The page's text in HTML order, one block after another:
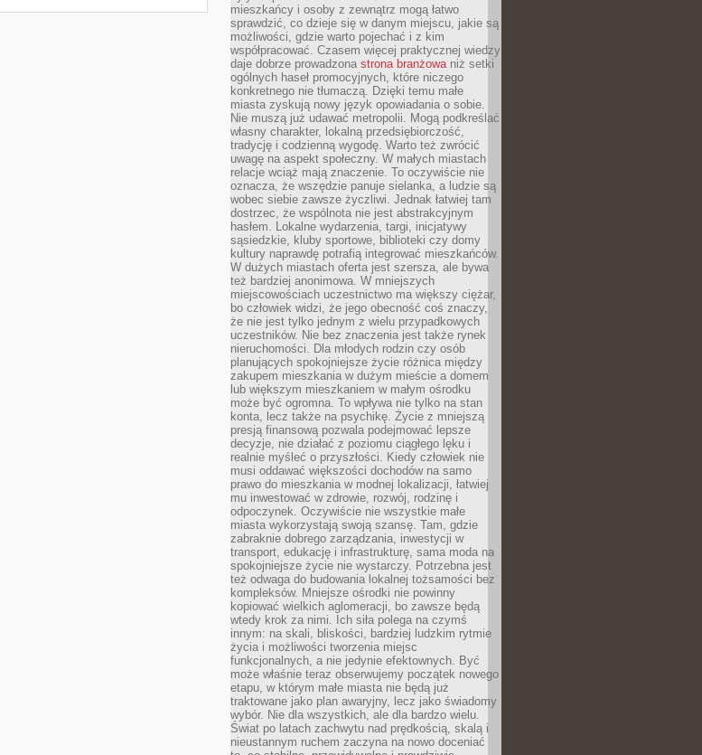
mieszkańcy i osoby z zewnątrz mogą łatwo
sprawdzić, co dzieje się w danym miejscu, jakie są
możliwości, gdzie warto pojechać i z kim
współpracować. Czasem więcej praktycznej wiedzy
daje dobrze prowadzona strona branżowaniż setki
ogólnych haseł promocyjnych, które niczego
konkretnego nie tłumaczą. Dzięki temu małe
miasta zyskują nowy język opowiadania o sobie.
Nie muszą już udawać metropolii. Mogą podkreślać
własny charakter, lokalną przedsiębiorczość,
tradycję i codzienną wygodę. Warto też zwrócić
uwagę na aspekt społeczny. W małych miastach
relacje wciąż mają znaczenie. To oczywiście nie
oznacza, że wszędzie panuje sielanka, a ludzie są
wobec siebie zawsze życzliwi. Jednak łatwiej tam
dostrzec, że wspólnota nie jest abstrakcyjnym
hasłem. Lokalne wydarzenia, targi, inicjatywy
sąsiedzkie, kluby sportowe, biblioteki czy domy
kultury naprawdę potrafią integrować mieszkańców.
W dużych miastach oferta jest szersza, ale bywa
też bardziej anonimowa. W mniejszych
miejscowościach uczestnictwo ma większy ciężar,
bo człowiek widzi, że jego obecność coś znaczy,
że nie jest tylko jednym z wielu przypadkowych
uczestników. Nie bez znaczenia jest także rynek
nieruchomości. Dla młodych rodzin czy osób
planujących spokojniejsze życie różnica między
zakupem mieszkania w dużym mieście a domem
lub większym mieszkaniem w małym ośrodku
może być ogromna. To wpływa nie tylko na stan
konta, lecz także na psychikę. Życie z mniejszą
presją finansową pozwala podejmować lepsze
decyzje, nie działać z poziomu ciągłego lęku i
realnie myśleć o przyszłości. Kiedy człowiek nie
musi oddawać większości dochodów na samo
prawo do mieszkania w modnej lokalizacji, łatwiej
mu inwestować w zdrowie, rozwój, rodzinę i
odpoczynek. Oczywiście nie wszystkie małe
miasta wykorzystają swoją szansę. Tam, gdzie
zabraknie dobrego zarządzania, inwestycji w
transport, edukację i infrastrukturę, sama moda na
spokojniejsze życie nie wystarczy. Potrzebna jest
też odwaga do budowania lokalnej tożsamości bez
kompleksów. Mniejsze ośrodki nie powinny
kopiować wielkich aglomeracji, bo zawsze będą
wtedy krok za nimi. Ich siła polega na czymś
innym: na skali, bliskości, bardziej ludzkim rytmie
życia i możliwości tworzenia miejsc
funkcjonalnych, a nie jedynie efektownych. Być
może właśnie teraz obserwujemy początek nowego
etapu, w którym małe miasta nie będą już
traktowane jako plan awaryjny, lecz jako świadomy
wybór. Nie dla wszystkich, ale dla bardzo wielu.
Świat po latach zachwytu nad prędkością, skalą i
nieustannym ruchem zaczyna na nowo doceniać